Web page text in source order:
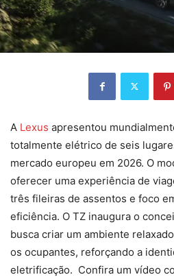
A Lexus apresentou
totalmente elétrico de seis
mercado europeu em 2026. O
oferecer uma experiência de
três fileiras de assentos e foco
eficiência. O TZ inaugura o
busca criar um ambiente
os ocupantes, reforçando a
eletrificação. Confira um vídeo